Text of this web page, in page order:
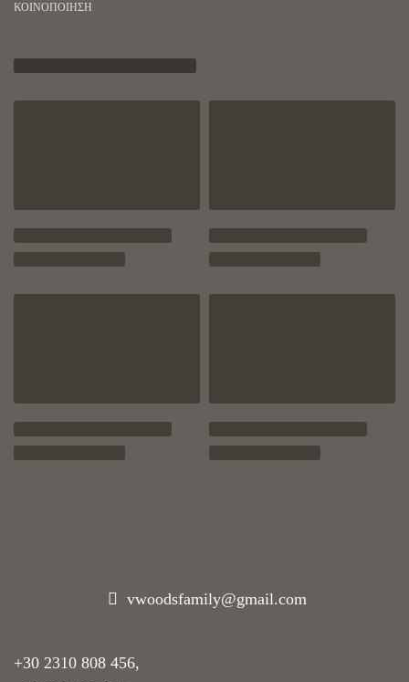
ΚΟΙΝΟΠΟΙΗΣΗ
vwoodsfamily@gmail.com
+30 2310 808 456,